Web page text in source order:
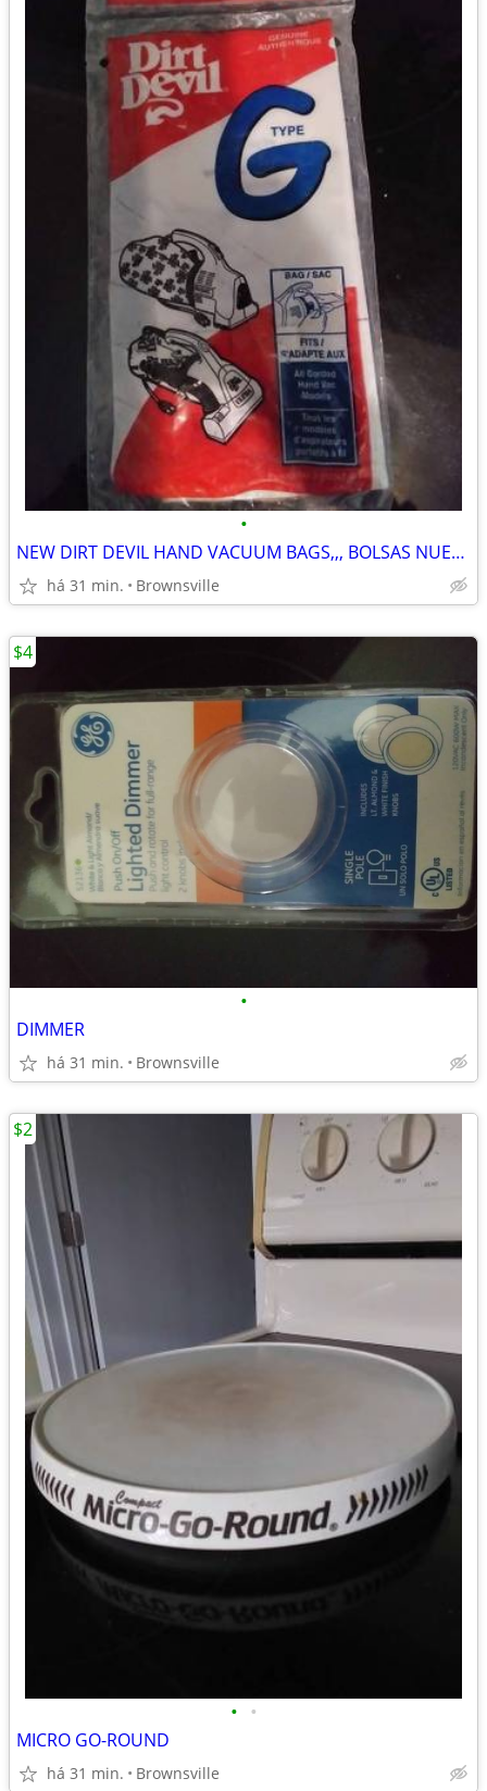
•
NEW DIRT DEVIL HAND VACUUM BAGS,,, BOLSAS NUEVAS PARA ASPIRADORA DE MA
há 31 min. Brownsville
•
DIMMER
há 31 min. Brownsville
$4
• •
MICRO GO-ROUND
há 31 min. Brownsville
$2